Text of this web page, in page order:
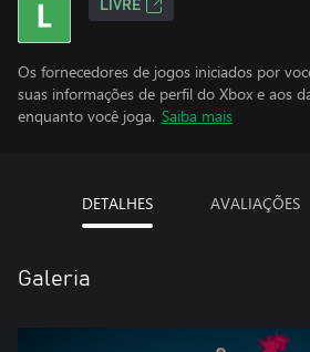
LIVRE
Os fornecedores de jogos iniciados por
suas informações de perfil do Xbox e aos
enquanto você joga. Saiba mais
DETALHES AVALIAÇÕES
Galeria